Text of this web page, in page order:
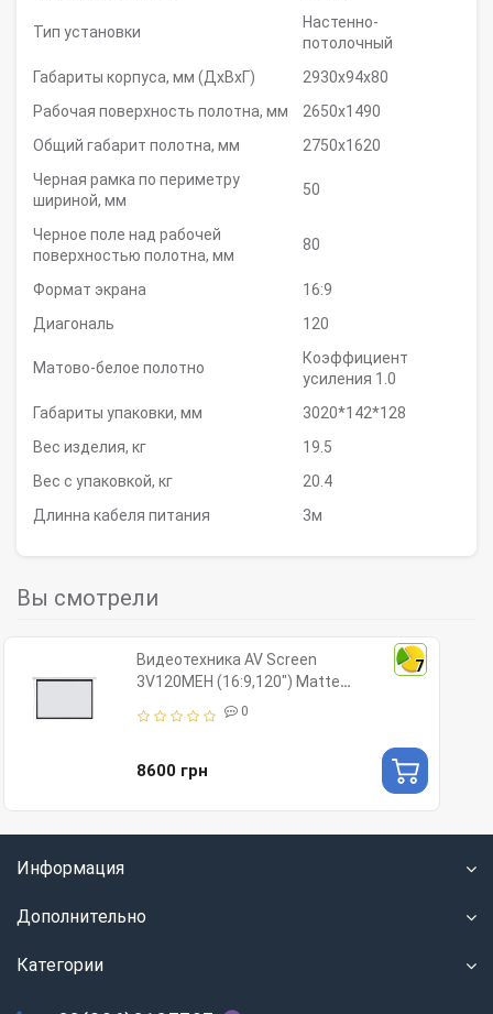
Тип установки
Настенно-
потолочный
Габариты корпуса, мм (ДхВхГ)
2930x94x80
Рабочая поверхность полотна, мм
2650x1490
Общий габарит полотна, мм
2750x1620
Черная рамка по периметру
шириной, мм
50
Черное поле над рабочей
поверхностью полотна, мм
80
Формат экрана
16:9
Диагональ
120
Матово-белое полотно
Коэффициент
усиления 1.0
Габариты упаковки, мм
3020*142*128
Вес изделия, кг
19.5
Вес с упаковкой, кг
20.4
Длинна кабеля питания
3м
Вы смотрели
7
Видеотехника AV Screen
3V120MEH (16:9,120") Matte
0
8600 грн
Информация
Дополнительно
Категории